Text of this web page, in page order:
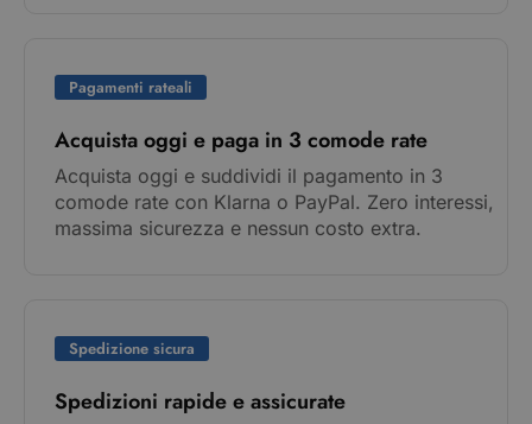
Pagamenti rateali
Acquista oggi e paga in 3 comode rate
Acquista oggi e suddividi il pagamento in 3
comode rate con Klarna o PayPal. Zero interessi,
massima sicurezza e nessun costo extra.
Spedizione sicura
Spedizioni rapide e assicurate